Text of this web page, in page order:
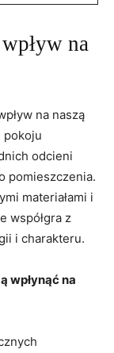
na
na naszą
pokoju
odcieni
pomieszczenia.
materiałami i
współgra z
i charakteru.
wpłynąć na